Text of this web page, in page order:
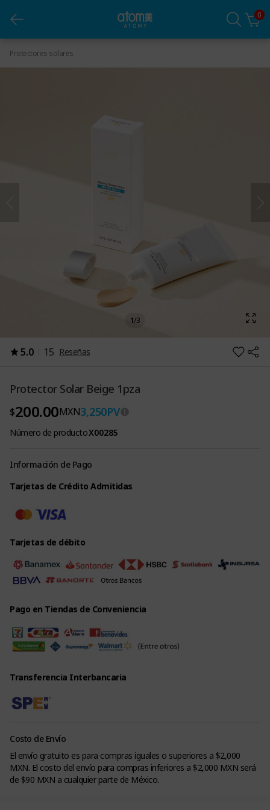
0
Protectores solares
Protector Solar Beige 1pza
1/3
5.0 15 Reseñas
Protector Solar Beige 1pza
$200.00MXN3,250PV
Número de productoX00285
Información de Pago
Tarjetas de Crédito Admitidas
Tarjetas de débito
Pago en Tiendas de Conveniencia
Transferencia Interbancaria
Costo de Envío
El envío gratuito es para compras iguales o superiores a $2,000
MXN. El costo del envío para compras inferiores a $2,000 MXN será
de $90 MXN a cualquier parte de México.